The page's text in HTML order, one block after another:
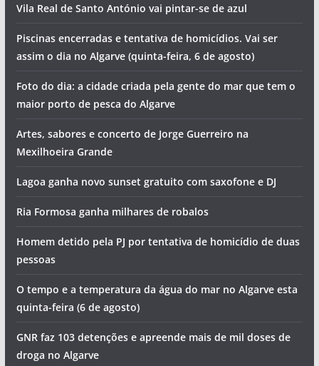
Vila Real de Santo António vai pintar-se de azul
Piscinas encerradas e tentativa de homicídios. Vai ser
assim o dia no Algarve (quinta-feira, 6 de agosto)
Foto do dia: a cidade criada pela gente do mar que tem o
maior porto de pesca do Algarve
Artes, sabores e concerto de Jorge Guerreiro na
Mexilhoeira Grande
Lagoa ganha novo sunset gratuito com saxofone e DJ
Ria Formosa ganha milhares de robalos
Homem detido pela PJ por tentativa de homicídio de duas
pessoas
O tempo e a temperatura da água do mar no Algarve esta
quinta-feira (6 de agosto)
GNR faz 103 detenções e apreende mais de mil doses de
droga no Algarve